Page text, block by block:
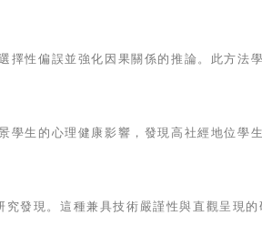
性偏誤並強化因果關係的推論。此方法
生的心理健康影響，發現高社經地位學
發現。這種兼具技術嚴謹性與直觀呈現